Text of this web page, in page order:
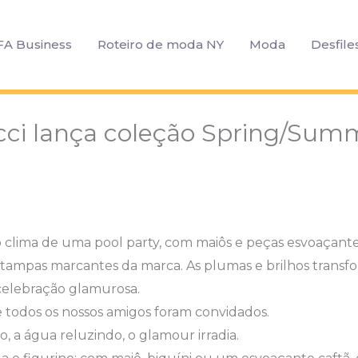
Business Roteiro de moda NY Moda
lança coleção Spring/
clima de uma pool party, com maiôs e peças
marcantes da marca. As plumas e brilhos
glamurosa.
os nossos amigos foram convidados.
a água reluzindo, o glamour irradia.